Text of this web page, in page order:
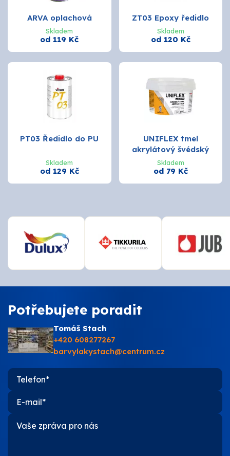
ARVA oplachová
Skladem
od 119 Kč
ZT03 Epoxy ředidlo
Skladem
od 120 Kč
PT03 Ředidlo do PU
Skladem
od 129 Kč
UNIFLEX tmel
akrylátový švédský
Skladem
od 79 Kč
Potřebujete poradit
Tomáš Stach
+420 608277267
barvylakystach@centrum.cz